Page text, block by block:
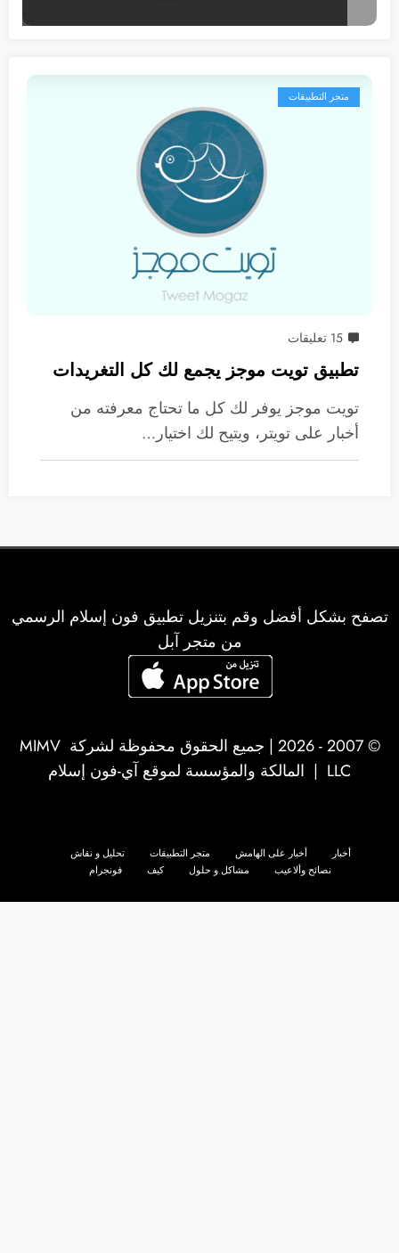
متجر التطبيقات
15 تعليقات
تطبيق تويت موجز يجمع لك كل التغريدات
تويت موجز يوفر لك كل ما تحتاج معرفته من
أخبار على تويتر، ويتيح لك اختيار…
تصفح بشكل أفضل وقم بتنزيل تطبيق فون إسلام الرسمي
من متجر آبل
© 2007 - 2026 | جميع الحقوق محفوظة لشركة
MIMV
LLC | المالكة والمؤسسة لموقع آي-فون إسلام
أخبار أخبار على الهامش متجر التطبيقات
تحليل و نقاش
نصائح وألاعيب
مشاكل و حلول كيف فونجرام